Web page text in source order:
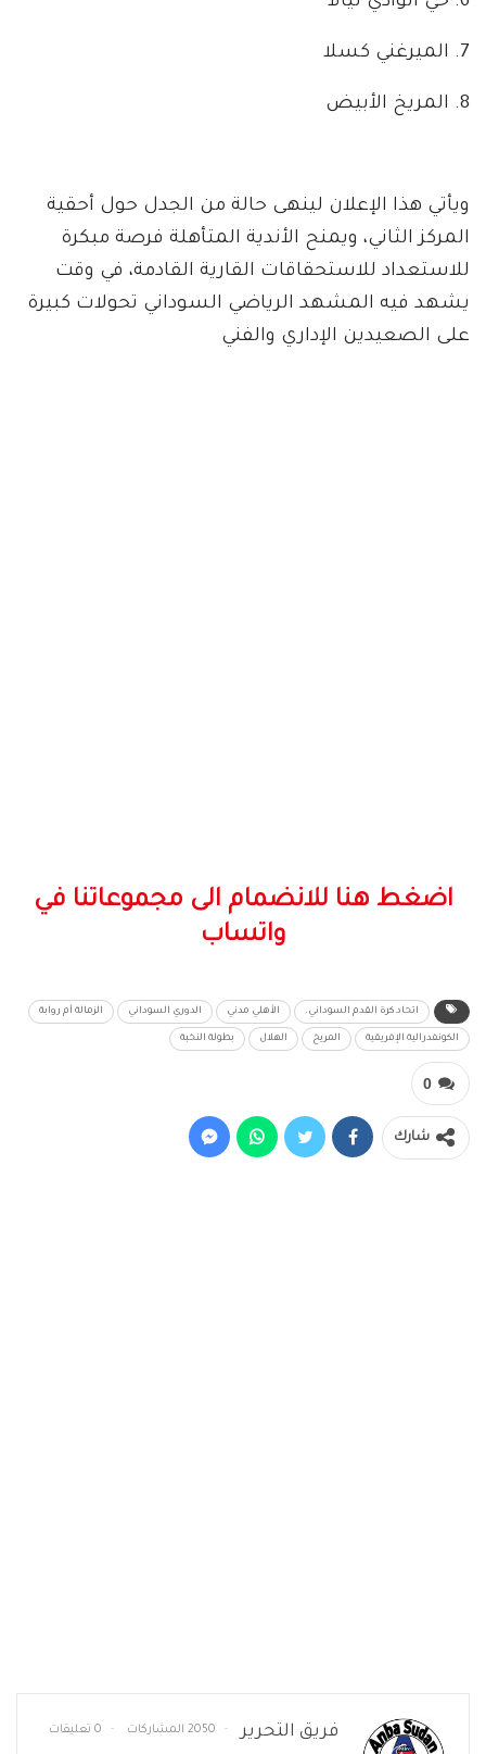
7. الميرغني كسلا
8. المريخ الأبيض
ويأتي هذا الإعلان لينهى حالة من الجدل حول أحقية
المركز الثاني، ويمنح الأندية المتأهلة فرصة مبكرة
للاستعداد للاستحقاقات القارية القادمة، في وقت
يشهد فيه المشهد الرياضي السوداني تحولات كبيرة
على الصعيدين الإداري والفني
اضغط هنا للانضمام الى مجموعاتنا في
واتساب
اتحاد كرة القدم السوداني. الأهلي مدني الدوري السوداني الزمالة أم روابة
الكونفدرالية الإفريقية المريخ الهلال بطولة النخبة
0
شارك
فريق التحرير 2050 المشاركات 0 تعليقات